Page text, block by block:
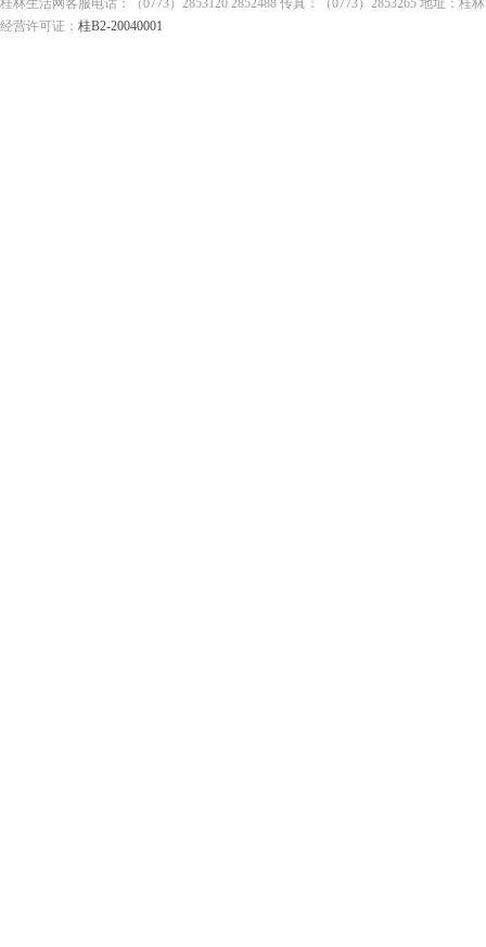
桂林生活网客服电话：（0773）2853120 2852488 传真：（0773）2853265 地址：
经营许可证： 桂B2-20040001